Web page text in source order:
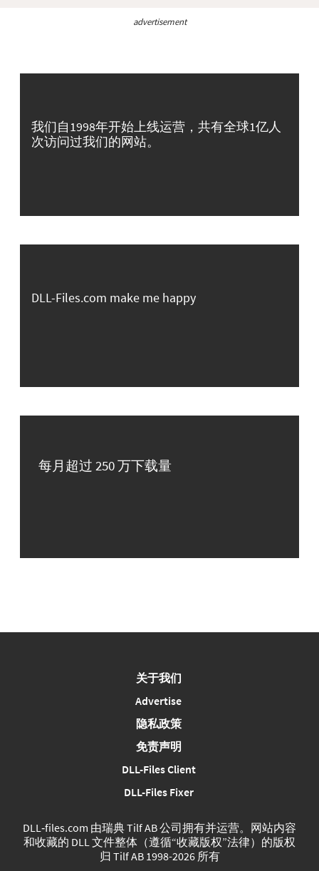
advertisement
我们自1998年开始上线运营，共有全球1亿人
次访问过我们的网站。
DLL-Files.com make me happy
每月超过 250 万下载量
关于我们
Advertise
隐私政策
免责声明
DLL-Files Client
DLL-Files Fixer
DLL‑files.com 由瑞典 Tilf AB 公司拥有并运营。网站内容
和收藏的 DLL 文件整体（遵循“收藏版权”法律）的版权
归 Tilf AB 1998-2026 所有